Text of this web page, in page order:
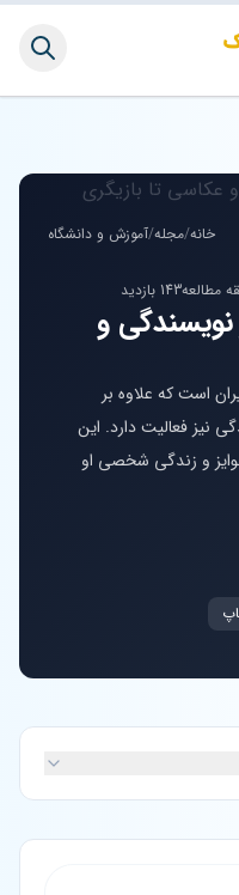
خانه/مجله/آموزش و دانشگاه
143 بازدید
نویسندگی و
است که علاوه بر
نیز فعالیت دارد. این
و زندگی شخصی او